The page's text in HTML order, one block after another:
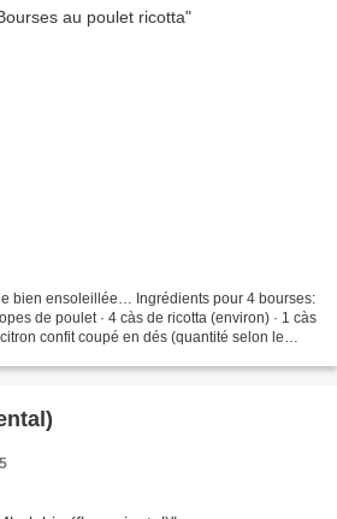
bien ensoleillée… Ingrédients pour 4 bourses:
de poulet · 4 càs de ricotta (environ) · 1 càs
confit coupé en dés (quantité selon le